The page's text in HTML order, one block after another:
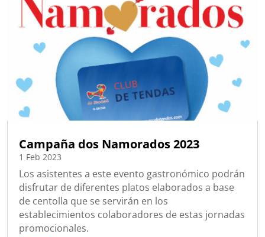
Campaña dos Namorados 2023
1 Feb 2023
Los asistentes a este evento gastronómico podrán
disfrutar de diferentes platos elaborados a base
de centolla que se servirán en los
establecimientos colaboradores de estas jornadas
promocionales.